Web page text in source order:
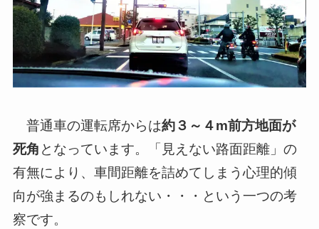
普通車の運転席からは約３～４m前方地面が
死角 となっています。「見えない路面距離」の
有無により、車間距離を詰めてしまう心理的傾
向が強まるのもしれない・・・という一つの考
察です。